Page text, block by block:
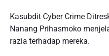
Kasubdit Cyber Crime
Nanang Prihasmoko
razia terhadap mereka.